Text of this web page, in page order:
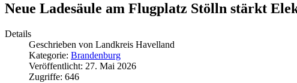
Neue Ladesäule am Flugplatz Stölln stärkt
Details
Geschrieben von Landkreis Havelland
Kategorie: Brandenburg
Veröffentlicht: 27. Mai 2026
Zugriffe: 646